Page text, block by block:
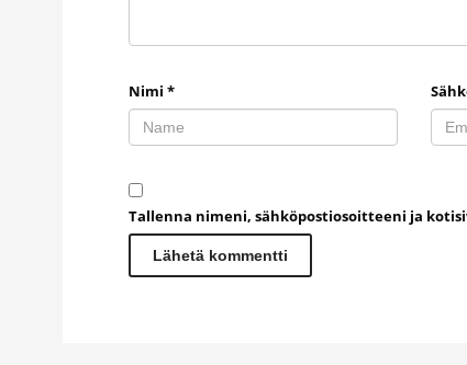
Nimi *
Tallenna nimeni, sähköpostiosoitteeni ja